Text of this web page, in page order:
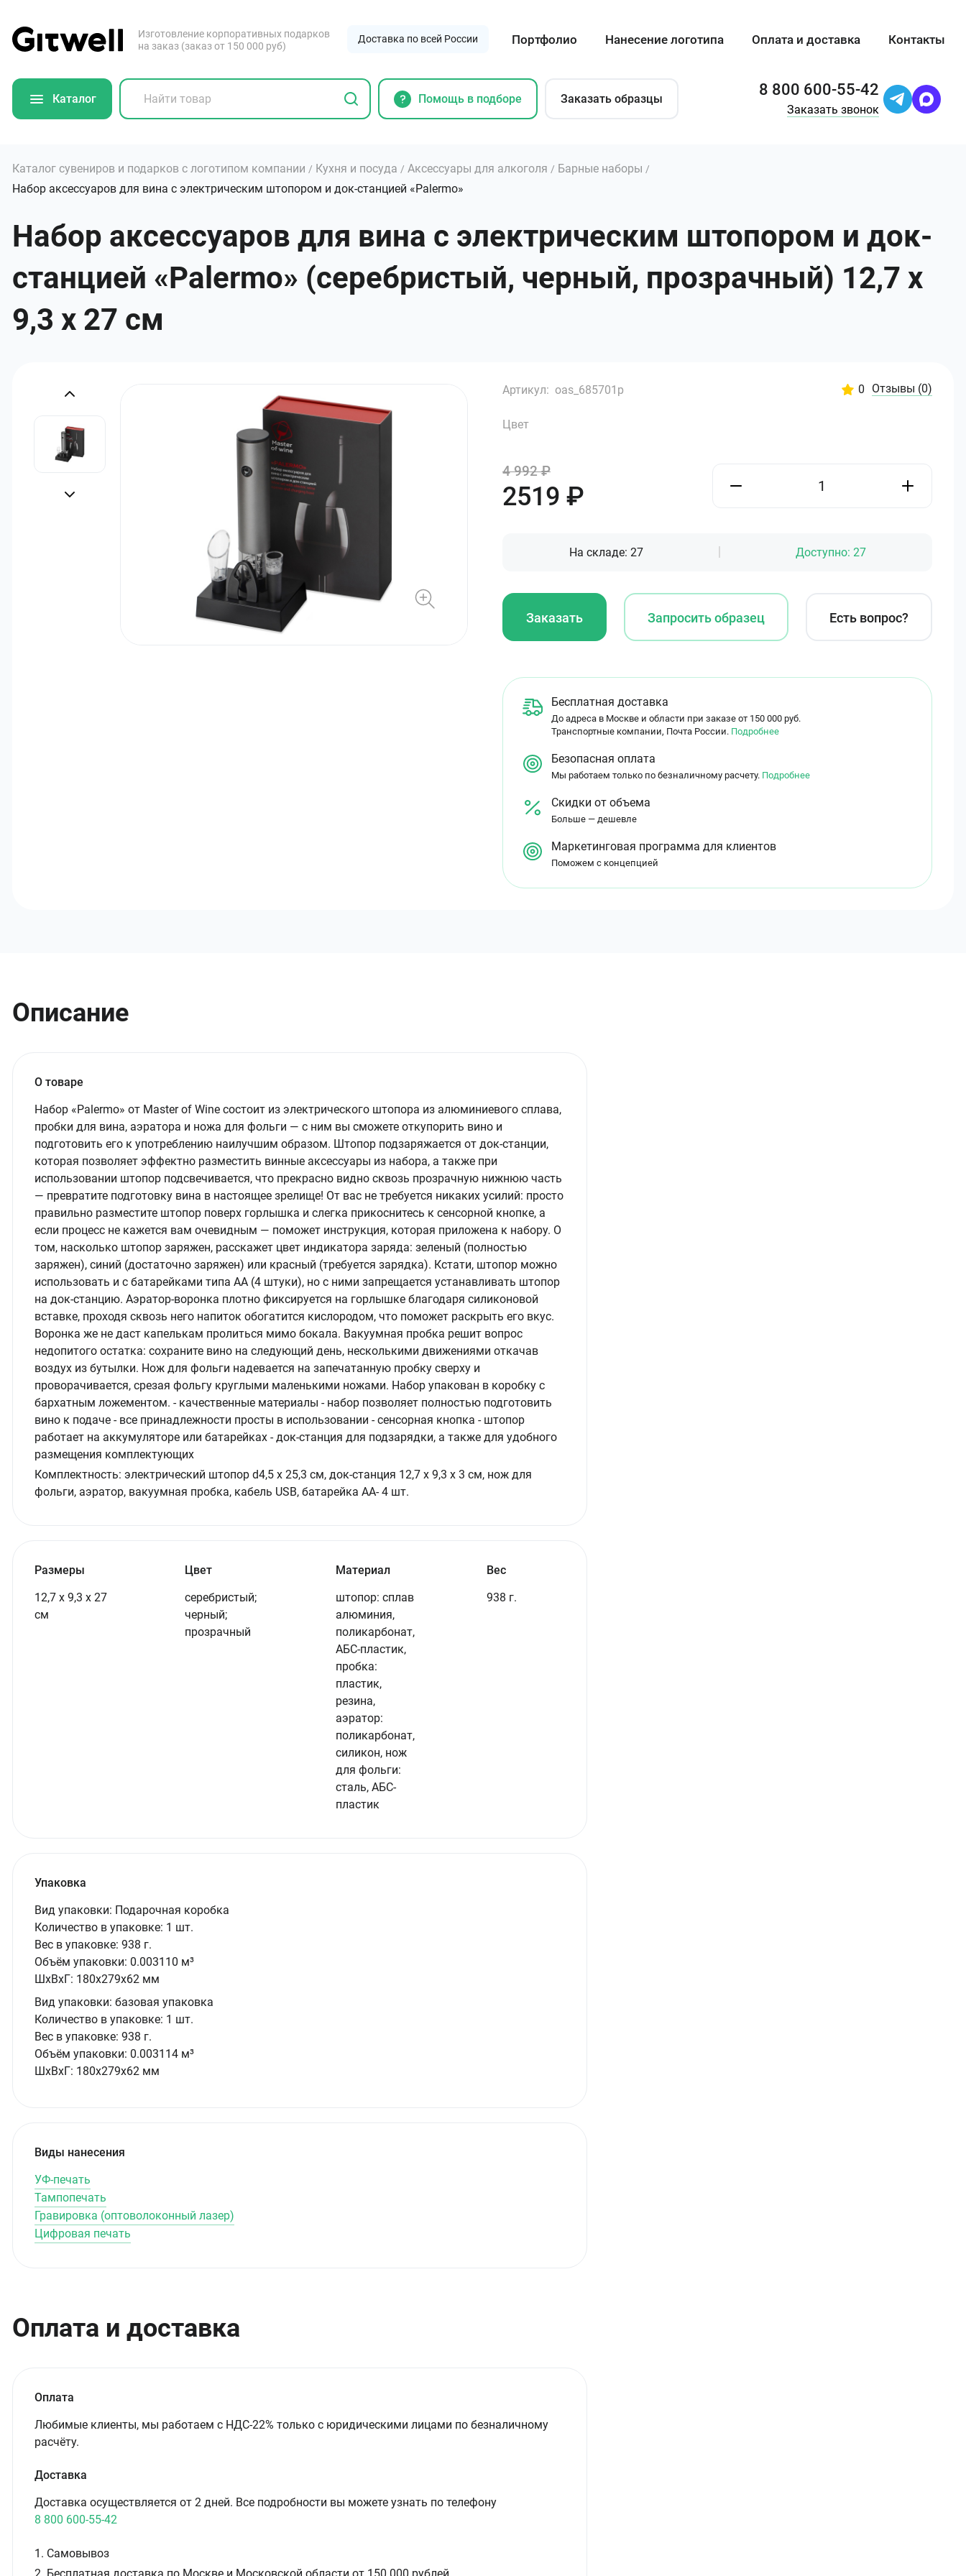
Изготовление корпоративных подарков
на заказ (заказ от 150 000 руб)
Доставка по всей России Портфолио Нанесение логотипа Оплата и доставка Контакты
Каталог Помощь в подборе Заказать образцы 8 800 600-55-42
Заказать звонок
Каталог сувениров и подарков с логотипом компании / Кухня и посуда / Аксессуары для алкоголя / Барные наборы /
Набор аксессуаров для вина с электрическим штопором и док-станцией «Palermo»
Набор аксессуаров для вина с электрическим штопором и док-
станцией «Palermo» (серебристый, черный, прозрачный) 12,7 х
9,3 х 27 см
Артикул: oas_685701p 0 Отзывы (0)
Цвет
4 992 ₽
2519 ₽
На складе: 27 Доступно: 27
Заказать Запросить образец Есть вопрос?
Бесплатная доставка
До адреса в Москве и области при заказе от 150 000 руб.
Транспортные компании, Почта России. Подробнее
Безопасная оплата
Мы работаем только по безналичному расчету. Подробнее
Скидки от объема
Больше — дешевле
Маркетинговая программа для клиентов
Поможем с концепцией
Описание
О товаре
Набор «Palermo» от Master of Wine состоит из электрического штопора из алюминиевого сплава,
пробки для вина, аэратора и ножа для фольги — с ним вы сможете откупорить вино и
подготовить его к употреблению наилучшим образом. Штопор подзаряжается от док-станции,
которая позволяет эффектно разместить винные аксессуары из набора, а также при
использовании штопор подсвечивается, что прекрасно видно сквозь прозрачную нижнюю часть
— превратите подготовку вина в настоящее зрелище! От вас не требуется никаких усилий: просто
правильно разместите штопор поверх горлышка и слегка прикоснитесь к сенсорной кнопке, а
если процесс не кажется вам очевидным — поможет инструкция, которая приложена к набору. О
том, насколько штопор заряжен, расскажет цвет индикатора заряда: зеленый (полностью
заряжен), синий (достаточно заряжен) или красный (требуется зарядка). Кстати, штопор можно
использовать и с батарейками типа АА (4 штуки), но с ними запрещается устанавливать штопор
на док-станцию. Аэратор-воронка плотно фиксируется на горлышке благодаря силиконовой
вставке, проходя сквозь него напиток обогатится кислородом, что поможет раскрыть его вкус.
Воронка же не даст капелькам пролиться мимо бокала. Вакуумная пробка решит вопрос
недопитого остатка: сохраните вино на следующий день, несколькими движениями откачав
воздух из бутылки. Нож для фольги надевается на запечатанную пробку сверху и
проворачивается, срезая фольгу круглыми маленькими ножами. Набор упакован в коробку с
бархатным ложементом. - качественные материалы - набор позволяет полностью подготовить
вино к подаче - все принадлежности просты в использовании - сенсорная кнопка - штопор
работает на аккумуляторе или батарейках - док-станция для подзарядки, а также для удобного
размещения комплектующих
Комплектность: электрический штопор d4,5 х 25,3 см, док-станция 12,7 х 9,3 х 3 см, нож для
фольги, аэратор, вакуумная пробка, кабель USB, батарейка AA- 4 шт.
Размеры
12,7 х 9,3 х 27
см
Цвет
серебристый;
черный;
прозрачный
Материал
штопор: сплав
алюминия,
поликарбонат,
АБС-пластик,
пробка:
пластик,
резина,
аэратор:
поликарбонат,
силикон, нож
для фольги:
сталь, АБС-
пластик
Вес
938 г.
Упаковка
Вид упаковки: Подарочная коробка
Количество в упаковке: 1 шт.
Вес в упаковке: 938 г.
Объём упаковки: 0.003110 м³
ШxВxГ: 180x279x62 мм
Вид упаковки: базовая упаковка
Количество в упаковке: 1 шт.
Вес в упаковке: 938 г.
Объём упаковки: 0.003114 м³
ШxВxГ: 180x279x62 мм
Виды нанесения
УФ-печать
Тампопечать
Гравировка (оптоволоконный лазер)
Цифровая печать
Оплата и доставка
Оплата
Любимые клиенты, мы работаем с НДС-22% только с юридическими лицами по безналичному
расчёту.
Доставка
Доставка осуществляется от 2 дней. Все подробности вы можете узнать по телефону
8 800 600-55-42
1. Самовывоз